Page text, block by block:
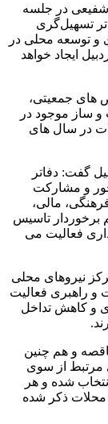
در جلسه
تسهیل‌گری
و توسعه محلی در
ایجاد خواهد
های جمعیتی،
ساز موجود در
در سال های
گفت: دفاتر
و مشارکت
مالی،
تاسیس
فعالیت می
نیروهای محلی
و راهبری فعالیت
و کاهش تداخل
و هم چنین
مرتبط از سوی
شده و هر
محلات ذکر شده